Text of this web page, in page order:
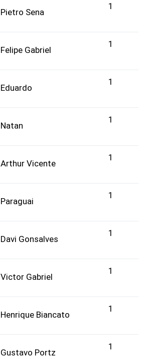
Pietro Sena
1
Felipe Gabriel
1
Eduardo
1
Natan
1
Arthur Vicente
1
Paraguai
1
Davi Gonsalves
1
Victor Gabriel
1
Henrique Biancato
1
Gustavo Portz
1